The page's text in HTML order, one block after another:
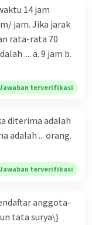
14 jam
jam. Jika jarak
rata-rata 70
9 jam b.
Jawaban terverifikasi
diterima adalah
adalah ... orang.
Jawaban terverifikasi
anggota-
tata surya\}